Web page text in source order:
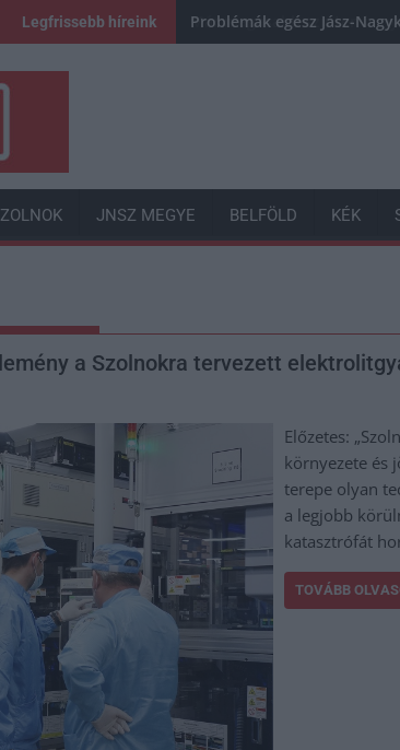
Legfrissebb híreink Problémák egész Jász-
JNSZ MEGYE BELFÖLD KÉK
a Szolnokra tervezett
Előzetes:
környezete és
terepe olyan
a legjobb
katasztrófát
TOVÁBB